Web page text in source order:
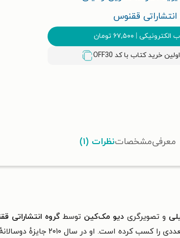
ققنوس
الکترونیکی ۶۷,۵۰۰ تومان
OFF30
معرفیمشخصاتنظرات (۱)
و تصویرگری دیو مک‌کین توسطگروه انتشاراتی
دوسالانهٔ هانس کریستین اندرسن را دریافت کرد.